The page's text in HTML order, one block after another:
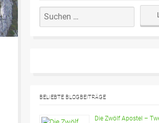
BELIEBTE BLOGBEITRÄGE
Die Zwölf Apostel –